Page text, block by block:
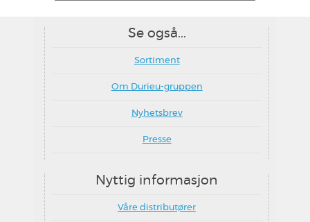
Se også...
Sortiment
Om Durieu-gruppen
Nyhetsbrev
Presse
Nyttig informasjon
Våre distributører